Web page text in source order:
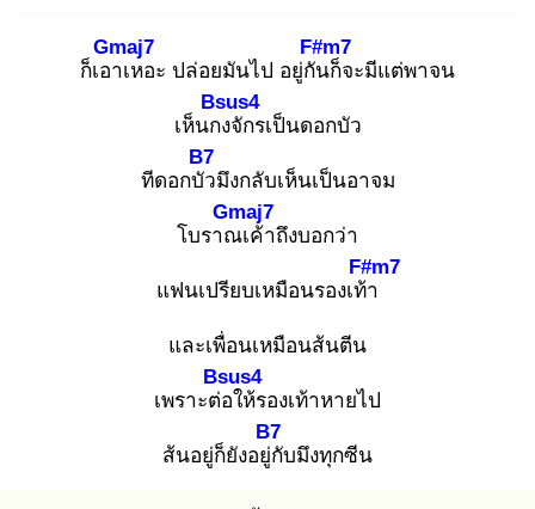
ก็เอา
Gmaj7
เหอะ ปล่อยมันไป อยู่กัน
F#m7
ก็จะมีแต่พาจน
เห็นกง
Bsus4
จักรเป็นดอกบัว
ทีดอกบัว
B7
มึงกลับเห็นเป็นอาจม
โบราณ
Gmaj7
เค้าถึงบอกว่า
แฟนเปรียบเหมือนรองเท้า
F#m7
และเพื่อนเหมือนส้นตีน
เพราะต่อ
Bsus4
ให้รองเท้าหายไป
ส้นอยู่ก็ยังอยู่กั
B7
บมึงทุกซีน